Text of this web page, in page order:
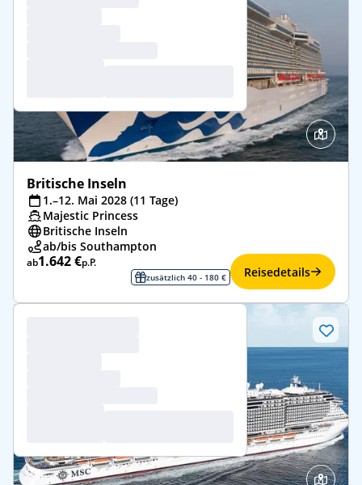
Britische Inseln
1.–12. Mai 2028 (11 Tage)
Majestic Princess
Britische Inseln
ab/bis Southampton
ab1.642 €p.P.
zusätzlich 40 - 180 € Reisedetails